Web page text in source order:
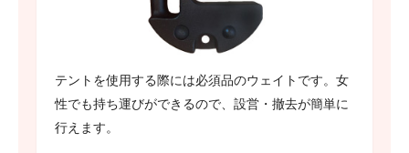
テントを使用する際には必須品のウェイトです。女
性でも持ち運びができるので、設営・撤去が簡単に
行えます。